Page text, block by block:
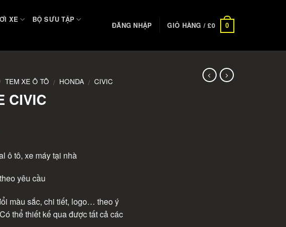
XE BỘ SƯU TẬP
ĐĂNG NHẬP GIỎ HÀNG /£0 0
TEM XE Ô TÔ / HONDA / CIVIC
CIVIC
ô tô, xe máy tại nhà
yêu cầu
màu sắc, chi tiết, logo… theo ý
thể thiết kế qua được tất cả các